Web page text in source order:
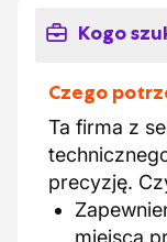
Kogo
Czego
Ta firma z
precyzję.
miejsca